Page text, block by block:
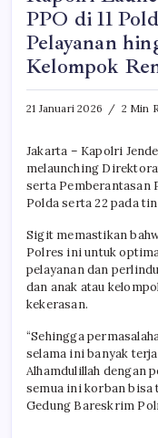
PPO di 11
Pelayanan
Kelompok
21 Januari 2026 2 Min
Jakarta – Kapolri
melaunching
serta Pemberantasan
Polda serta 22 pada
Sigit memastikan
Polres ini untuk
pelayanan dan
dan anak atau
kekerasan.
“Sehingga
selama ini banyak
Alhamdulillah dengan
semua ini korban bisa
Gedung Bareskrim